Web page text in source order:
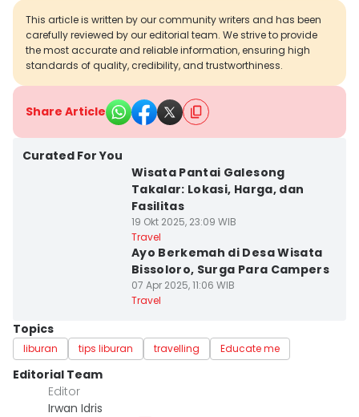
This article is written by our community writers and has been
carefully reviewed by our editorial team. We strive to provide
the most accurate and reliable information, ensuring high
standards of quality, credibility, and trustworthiness.
Share Article
Curated For You
Wisata Pantai Galesong
Takalar: Lokasi, Harga, dan
Fasilitas
19 Okt 2025, 23:09 WIB
Travel
Ayo Berkemah di Desa Wisata
Bissoloro, Surga Para Campers
07 Apr 2025, 11:06 WIB
Travel
Topics
liburan tips liburan travelling Educate me
Editorial Team
Editor
Irwan Idris